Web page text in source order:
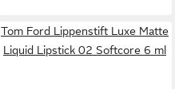
Tom Ford Lippenstift Luxe Matte
Liquid Lipstick 02 Softcore 6 ml